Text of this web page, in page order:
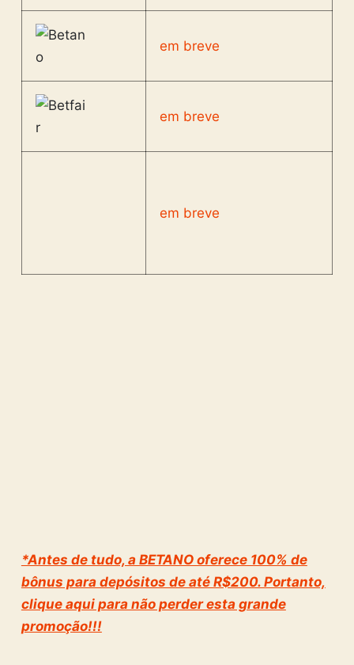
em breve
em breve
em breve
*Antes de tudo, a BETANO oferece 100% de
bônus para depósitos de até R$200. Portanto,
clique aqui para não perder esta grande
promoção!!!